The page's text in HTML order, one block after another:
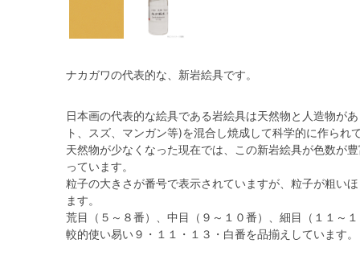
ナカガワの代表的な、新岩絵具です。
日本画の代表的な絵具である岩絵具は天然物と人造物が
ト、スズ、マンガン等)を混合し焼成して科学的に作られ
天然物が少なくなった現在では、この新岩絵具が色数が
っています。
粒子の大きさが番号で表示されていますが、粒子が粗い
ます。
荒目（５～８番）、中目（９～１０番）、細目（１１～
較的使い易い９・１１・１３・白番を品揃えしています。